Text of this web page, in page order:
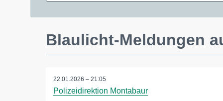
Blaulicht-Meldungen
22.01.2026 – 21:05
Polizeidirektion Montabaur